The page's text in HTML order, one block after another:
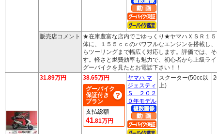
販売店コメント
★在庫豊富な店内でごゆっくり★ヤマハＸＳＲ１
体に、１５５ｃｃのパワフルなエンジンを搭載し
らツーリングまで幅広く対応します。評価では、
す。軽さと燃費効率も魅力で、初心者から上級ラ
グーバイクを見たとお電話下さい！！
31.89万円
38.65万円
グーバイク
保証付き
プラン
支払総額
41.81万円
ヤマハ マ
ジェスティ
Ｓ ２０２
０年モデル
スクーター(50cc以
上)